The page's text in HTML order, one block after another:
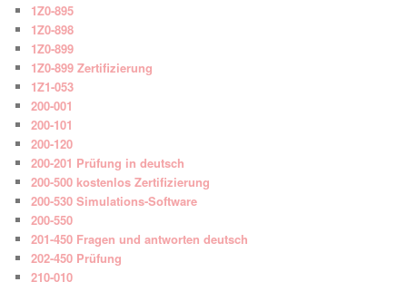
1Z0-895
1Z0-898
1Z0-899
1Z0-899 Zertifizierung
1Z1-053
200-001
200-101
200-120
200-201 Prüfung in deutsch
200-500 kostenlos Zertifizierung
200-530 Simulations-Software
200-550
201-450 Fragen und antworten deutsch
202-450 Prüfung
210-010